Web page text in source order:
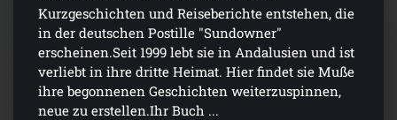
Kurzgeschichten und Reiseberichte entstehen, die
in der deutschen Postille "Sundowner"
erscheinen.Seit 1999 lebt sie in Andalusien und ist
verliebt in ihre dritte Heimat. Hier findet sie Muße
ihre begonnenen Geschichten weiterzuspinnen,
neue zu erstellen.Ihr Buch ...